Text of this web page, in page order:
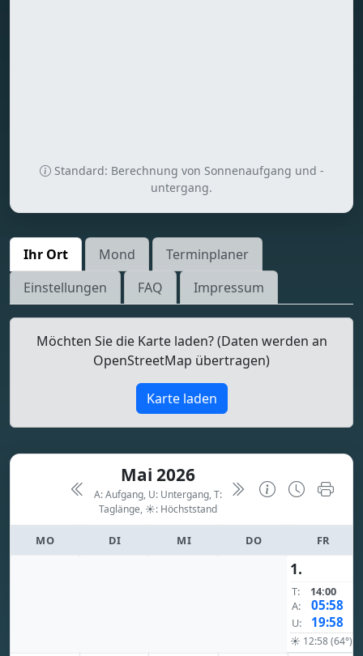
Standard: Berechnung von Sonnenaufgang und -
untergang.
Ihr Ort Mond
Terminplaner
Einstellungen
FAQ Impressum
Möchten Sie die Karte laden? (Daten werden an
OpenStreetMap übertragen)
Karte laden
Mai 2026
A: Aufgang, U: Untergang, T:
Taglänge, ☀: Höchststand
MO DI MI DO FR
1.
T:
14:00
A:
05:58
U: 19:58
☀ 12:58 (64°)